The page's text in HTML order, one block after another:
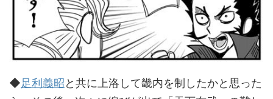
◆足利義昭と共に上洛して畿内を制したかと思った